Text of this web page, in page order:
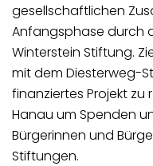
gesellschaftlichen
Anfangsphase durch
Winterstein Stiftung.
mit dem Diesterweg-
finanziertes Projekt zu
Hanau um Spenden
Bürgerinnen und
Stiftungen.